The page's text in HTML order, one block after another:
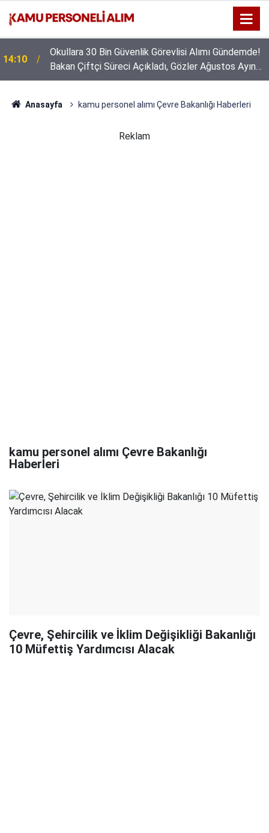
14:10
Okullara 30 Bin Güvenlik Görevlisi Alımı Gündemde!
Bakan Çiftçi Süreci Açıkladı, Gözler Ağustos Ayına
Çevrildi
16:44
GSB 600 Personel Alımında Başvuru Süresi Doluyor:
Son Gün Yarın
Anasayfa kamu personel alımı Çevre Bakanlığı Haberleri
Reklam
kamu personel alımı Çevre Bakanlığı
Haberleri
Çevre, Şehircilik ve İklim Değişikliği Bakanlığı
10 Müfettiş Yardımcısı Alacak